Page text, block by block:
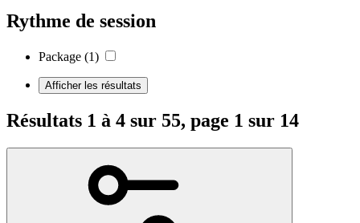
Rythme de session
Package (1)
Afficher les résultats
Résultats 1 à 4 sur 55, page 1 sur 14